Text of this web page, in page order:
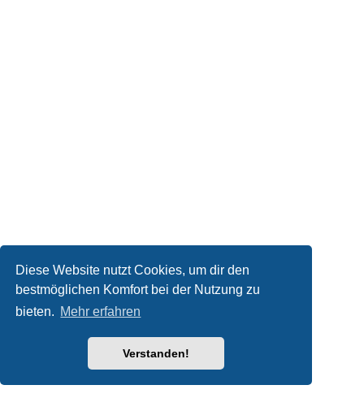
Diese Website nutzt Cookies, um dir den
bestmöglichen Komfort bei der Nutzung zu
bieten. Mehr erfahren
Verstanden!